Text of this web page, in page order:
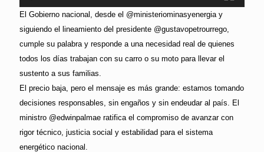
El Gobierno nacional, desde el @ministeriominasyenergia y
siguiendo el lineamiento del presidente @gustavopetrourrego,
cumple su palabra y responde a una necesidad real de quienes
todos los días trabajan con su carro o su moto para llevar el
sustento a sus familias.
El precio baja, pero el mensaje es más grande: estamos tomando
decisiones responsables, sin engaños y sin endeudar al país. El
ministro @edwinpalmae ratifica el compromiso de avanzar con
rigor técnico, justicia social y estabilidad para el sistema
energético nacional.